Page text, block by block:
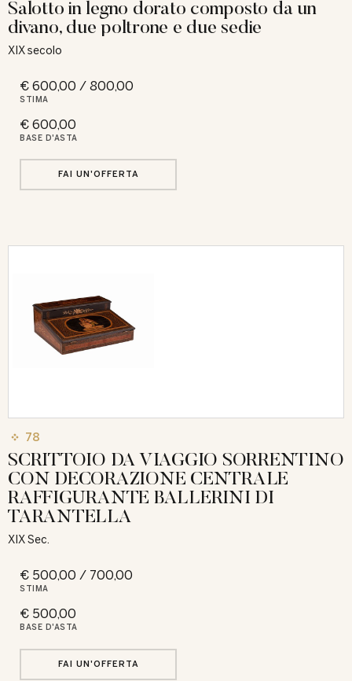
Salotto in legno dorato composto da un
divano, due poltrone e due sedie
XIX secolo
€ 600,00 / 800,00
STIMA
€ 600,00
BASE D'ASTA
FAI UN'OFFERTA
78
SCRITTOIO DA VIAGGIO SORRENTINO
CON DECORAZIONE CENTRALE
RAFFIGURANTE BALLERINI DI
TARANTELLA
XIX Sec.
€ 500,00 / 700,00
STIMA
€ 500,00
BASE D'ASTA
FAI UN'OFFERTA